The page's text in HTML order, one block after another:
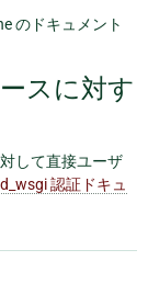
のドキュメント
スに対す
して直接ユーザ
認証ドキュ